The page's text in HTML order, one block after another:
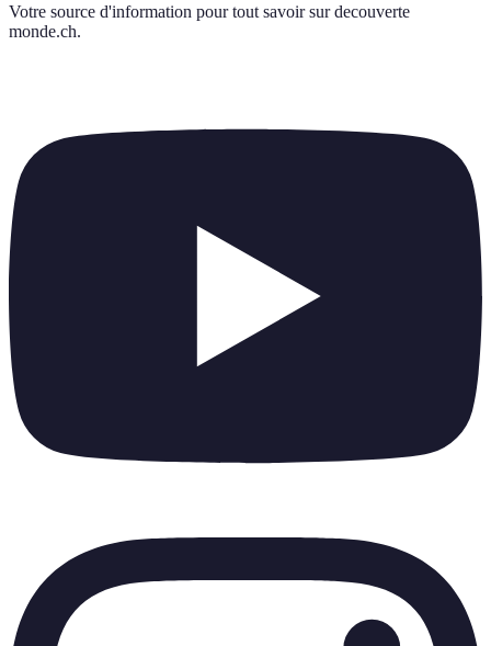
Votre source d'information pour tout savoir sur decouverte
monde.ch.